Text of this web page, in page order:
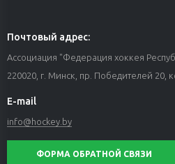
Почтовый адрес:
Ассоциация "Федерация хоккея
220020, г. Минск, пр. Победителей 20,
E-mail
info@hockey.by
ФОРМА ОБРАТНОЙ СВЯЗИ